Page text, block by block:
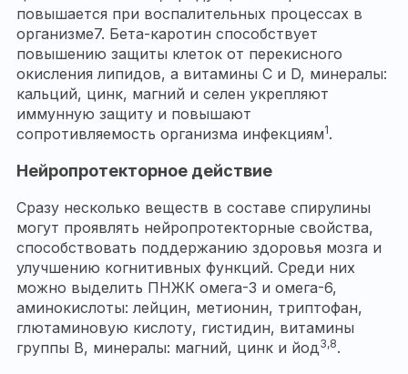
повышается при воспалительных процессах в
организме7. Бета-каротин способствует
повышению защиты клеток от перекисного
окисления липидов, а витамины C и D, минералы:
кальций, цинк, магний и селен укрепляют
иммунную защиту и повышают
сопротивляемость организма инфекциям1.
Нейропротекторное действие
Сразу несколько веществ в составе спирулины
могут проявлять нейропротекторные свойства,
способствовать поддержанию здоровья мозга и
улучшению когнитивных функций. Среди них
можно выделить ПНЖК омега-3 и омега-6,
аминокислоты: лейцин, метионин, триптофан,
глютаминовую кислоту, гистидин, витамины
группы B, минералы: магний, цинк и йод3,8.